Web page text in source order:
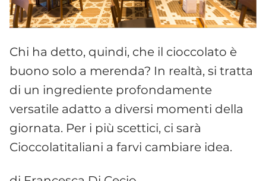
Chi ha detto, quindi, che il cioccolato è
buono solo a merenda? In realtà, si tratta
di un ingrediente profondamente
versatile adatto a diversi momenti della
giornata. Per i più scettici, ci sarà
Cioccolatitaliani a farvi cambiare idea.